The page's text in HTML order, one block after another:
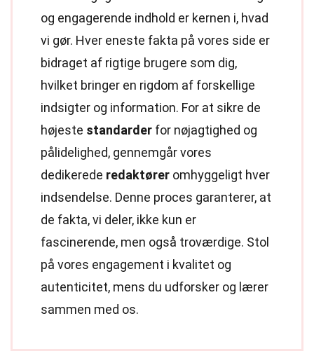
og engagerende indhold er kernen i, hvad
vi gør. Hver eneste fakta på vores side er
bidraget af rigtige brugere som dig,
hvilket bringer en rigdom af forskellige
indsigter og information. For at sikre de
højeste standarder for nøjagtighed og
pålidelighed, gennemgår vores
dedikerede redaktører omhyggeligt hver
indsendelse. Denne proces garanterer, at
de fakta, vi deler, ikke kun er
fascinerende, men også troværdige. Stol
på vores engagement i kvalitet og
autenticitet, mens du udforsker og lærer
sammen med os.